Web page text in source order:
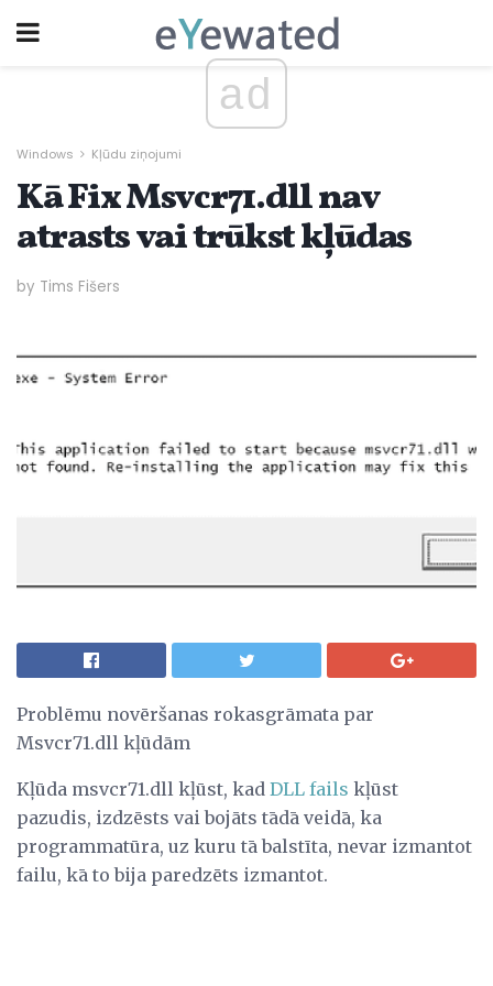
ad
Windows Kļūdu ziņojumi
Kā Fix Msvcr71.dll nav
atrasts vai trūkst kļūdas
by Tims Fišers
Problēmu novēršanas rokasgrāmata par
Msvcr71.dll kļūdām
Kļūda msvcr71.dll kļūst, kad DLL fails kļūst
pazudis, izdzēsts vai bojāts tādā veidā, ka
programmatūra, uz kuru tā balstīta, nevar izmantot
failu, kā to bija paredzēts izmantot.